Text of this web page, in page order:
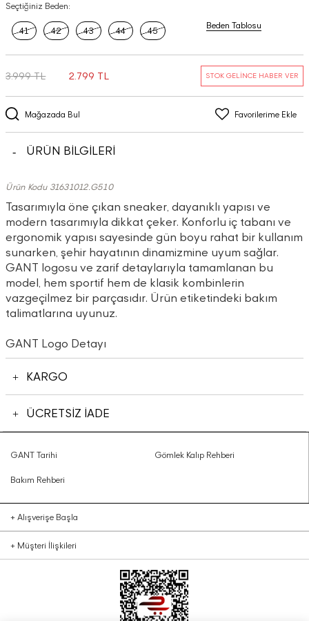
Seçtiğiniz Beden:
41 42 43 44 45
Beden Tablosu
Mağazada Bul Favorilerime Ekle
3.999 TL 2.799 TL STOK GELİNCE HABER VER
ÜRÜN BİLGİLERİ
Ürün Kodu 31631012.G510
Tasarımıyla öne çıkan sneaker, dayanıklı yapısı ve
modern tasarımıyla dikkat çeker. Konforlu iç tabanı ve
ergonomik yapısı sayesinde gün boyu rahat bir kullanım
sunarken, şehir hayatının dinamizmine uyum sağlar.
GANT logosu ve zarif detaylarıyla tamamlanan bu
model, hem sportif hem de klasik kombinlerin
vazgeçilmez bir parçasıdır. Ürün etiketindeki bakım
talimatlarına uyunuz.
GANT Logo Detayı
KARGO
ÜCRETSİZ İADE
GANT Tarihi Gömlek Kalıp Rehberi
Bakım Rehberi
+ Alışverişe Başla
+ Müşteri İlişkileri